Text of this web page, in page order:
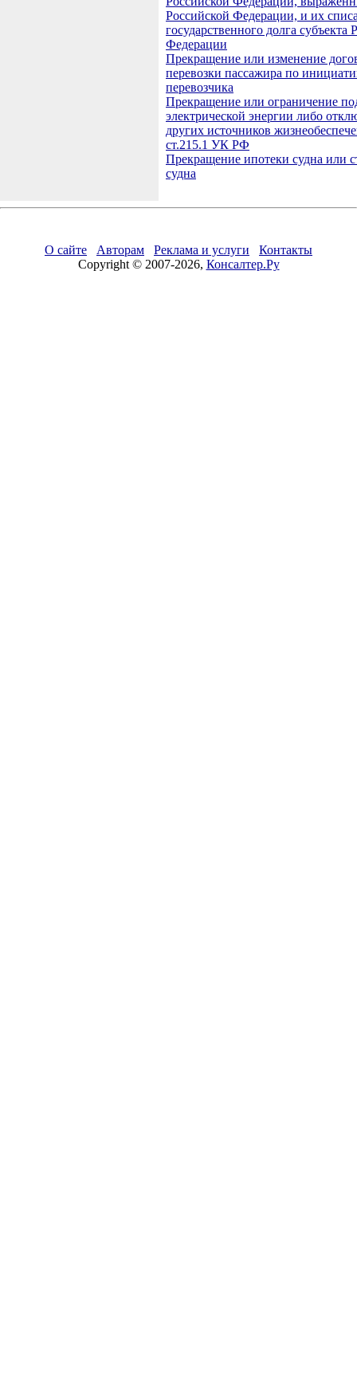
Российской Федерации, и их
государственного долга субъекта
Федерации
Прекращение или изменение
перевозки пассажира по
перевозчика
Прекращение или ограничение
электрической энергии либо
других источников
ст.215.1 УК РФ
Прекращение ипотеки судна или
судна
О сайте Авторам Реклама и услуги
Контакты
Copyright © 2007-2026, Консалтер.Ру